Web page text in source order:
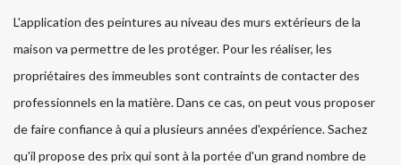
L'application des peintures au niveau des murs extérieurs de la
maison va permettre de les protéger. Pour les réaliser, les
propriétaires des immeubles sont contraints de contacter des
professionnels en la matière. Dans ce cas, on peut vous proposer
de faire confiance à qui a plusieurs années d'expérience. Sachez
qu'il propose des prix qui sont à la portée d'un grand nombre de